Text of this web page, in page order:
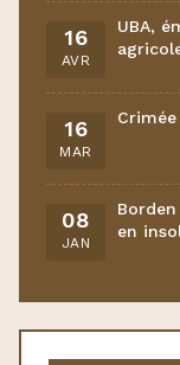
16
AVR
UBA,
16
MAR
08
JAN
en